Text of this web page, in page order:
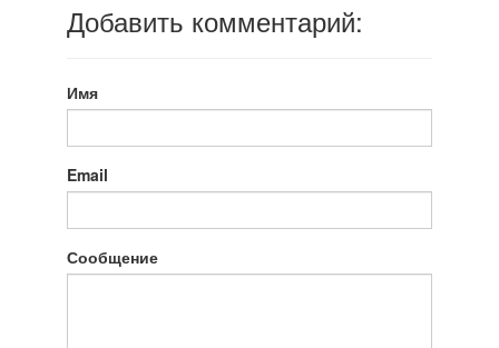
Добавить комментарий:
Имя
Email
Сообщение